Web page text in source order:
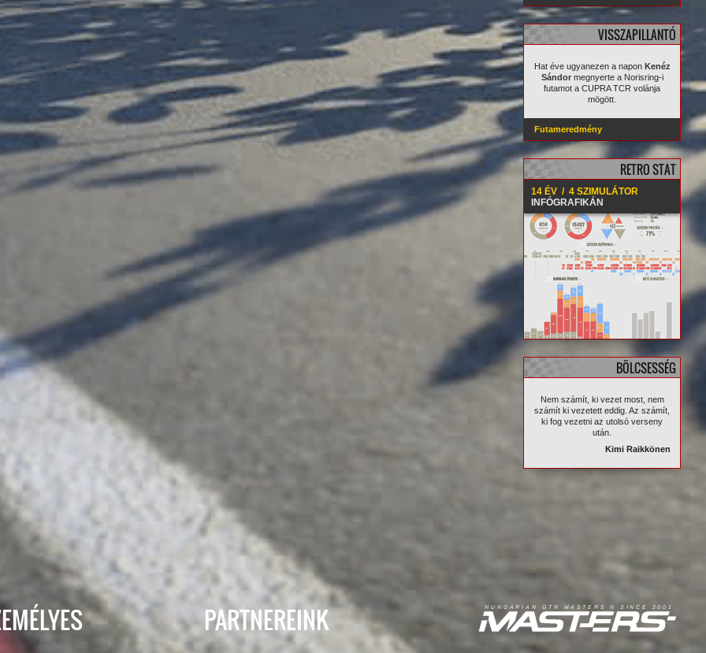
VISSZAPILLANTÓ
Hat éve ugyanezen a napon Kenéz
Sándormegnyerte a Norisring-i
futamot a CUPRA TCR volánja
mögött.
Futameredmény
RETRO STAT
14 ÉV / 4 SZIMULÁTOR
INFÓGRAFIKÁN
BÖLCSESSÉG
Nem számít, ki vezet most, nem
számít ki vezetett eddig. Az számít,
ki fog vezetni az utolsó verseny
után.
Kimi Raikkönen
PARTNEREINK H U N G A R I A N G T R M A S T E R S © S I N C E 2 0 0 1